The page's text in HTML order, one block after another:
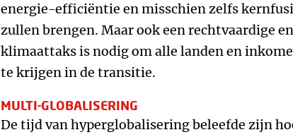
energie-efficiëntie en misschien zelfs
zullen brengen. Maar ook een rechtvaardige
klimaattaks is nodig om alle landen en
te krijgen in de transitie.
MULTI-GLOBALISERING
De tijd van hyperglobalisering beleefde zijn